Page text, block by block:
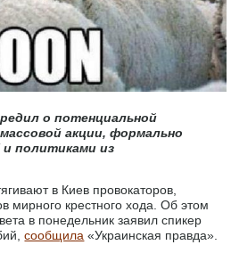
о потенциальной
акции, формально
политиками из
в Киев провокаторов,
мирного крестного хода. Об этом
в понедельник заявил спикер
сообщила «Украинская правда».